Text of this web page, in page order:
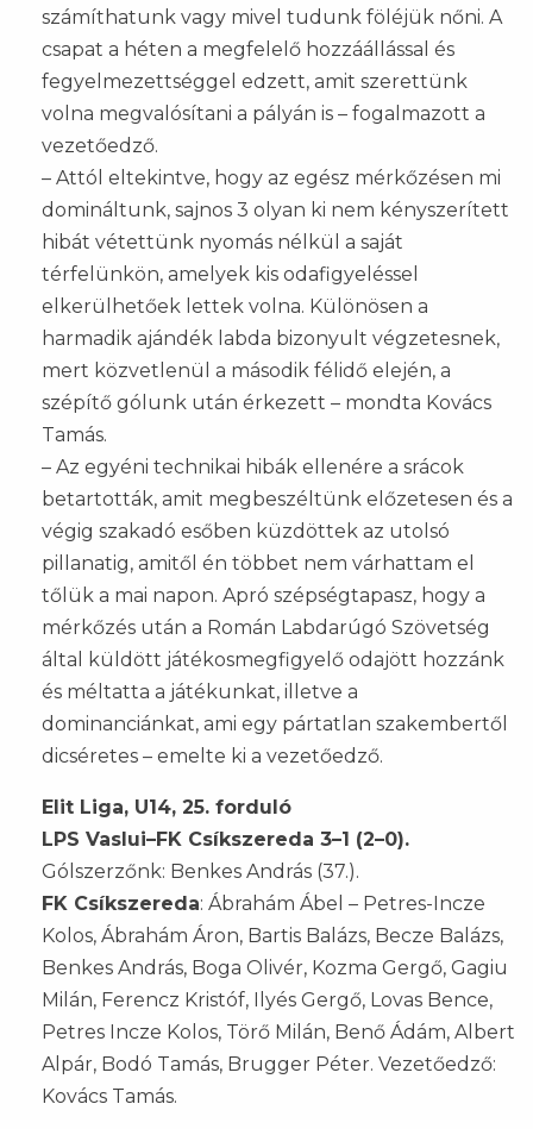
számíthatunk vagy mivel tudunk föléjük nőni. A
csapat a héten a megfelelő hozzáállással és
fegyelmezettséggel edzett, amit szerettünk
volna megvalósítani a pályán is – fogalmazott a
vezetőedző.
– Attól eltekintve, hogy az egész mérkőzésen mi
domináltunk, sajnos 3 olyan ki nem kényszerített
hibát vétettünk nyomás nélkül a saját
térfelünkön, amelyek kis odafigyeléssel
elkerülhetőek lettek volna. Különösen a
harmadik ajándék labda bizonyult végzetesnek,
mert közvetlenül a második félidő elején, a
szépítő gólunk után érkezett – mondta Kovács
Tamás.
– Az egyéni technikai hibák ellenére a srácok
betartották, amit megbeszéltünk előzetesen és a
végig szakadó esőben küzdöttek az utolsó
pillanatig, amitől én többet nem várhattam el
tőlük a mai napon. Apró szépségtapasz, hogy a
mérkőzés után a Román Labdarúgó Szövetség
által küldött játékosmegfigyelő odajött hozzánk
és méltatta a játékunkat, illetve a
dominanciánkat, ami egy pártatlan szakembertől
dicséretes – emelte ki a vezetőedző.
Elit Liga, U14, 25. forduló
LPS Vaslui–FK Csíkszereda 3–1 (2–0).
Gólszerzőnk: Benkes András (37.).
FK Csíkszereda: Ábrahám Ábel – Petres-Incze
Kolos, Ábrahám Áron, Bartis Balázs, Becze Balázs,
Benkes András, Boga Olivér, Kozma Gergő, Gagiu
Milán, Ferencz Kristóf, Ilyés Gergő, Lovas Bence,
Petres Incze Kolos, Törő Milán, Benő Ádám, Albert
Alpár, Bodó Tamás, Brugger Péter. Vezetőedző:
Kovács Tamás.